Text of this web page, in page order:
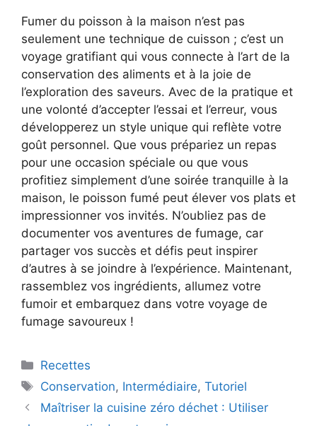
Fumer du poisson à la maison n’est pas
seulement une technique de cuisson ; c’est un
voyage gratifiant qui vous connecte à l’art de la
conservation des aliments et à la joie de
l’exploration des saveurs. Avec de la pratique et
une volonté d’accepter l’essai et l’erreur, vous
développerez un style unique qui reflète votre
goût personnel. Que vous prépariez un repas
pour une occasion spéciale ou que vous
profitiez simplement d’une soirée tranquille à la
maison, le poisson fumé peut élever vos plats et
impressionner vos invités. N’oubliez pas de
documenter vos aventures de fumage, car
partager vos succès et défis peut inspirer
d’autres à se joindre à l’expérience. Maintenant,
rassemblez vos ingrédients, allumez votre
fumoir et embarquez dans votre voyage de
fumage savoureux !
Catégories
Recettes
Étiquettes
Conservation, Intermédiaire,Tutoriel
Maîtriser la cuisine zéro déchet : Utiliser